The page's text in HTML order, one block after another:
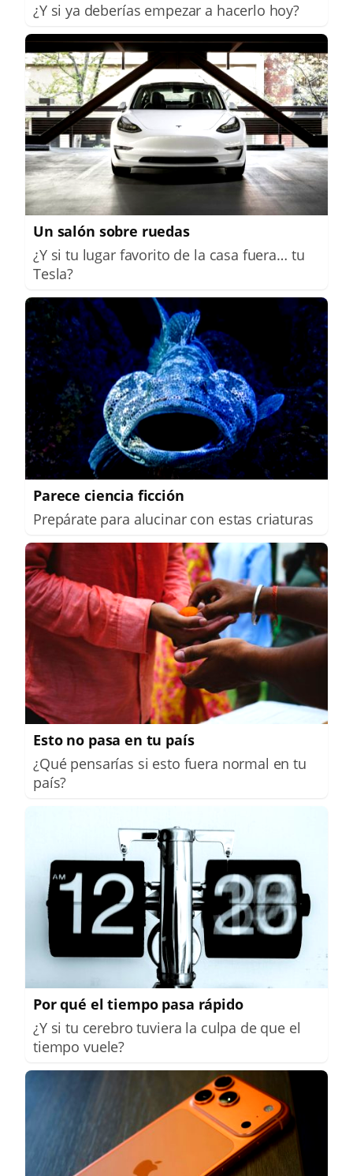
¿Y si ya deberías empezar a hacerlo hoy?
Un salón sobre ruedas
¿Y si tu lugar favorito de la casa fuera… tu
Tesla?
Parece ciencia ficción
Prepárate para alucinar con estas criaturas
Esto no pasa en tu país
¿Qué pensarías si esto fuera normal en tu
país?
Por qué el tiempo pasa rápido
¿Y si tu cerebro tuviera la culpa de que el
tiempo vuele?